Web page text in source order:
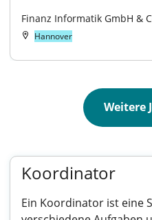
Finanz Informatik GmbH &
Hannover
Weitere
Koordinator
Ein Koordinator ist eine